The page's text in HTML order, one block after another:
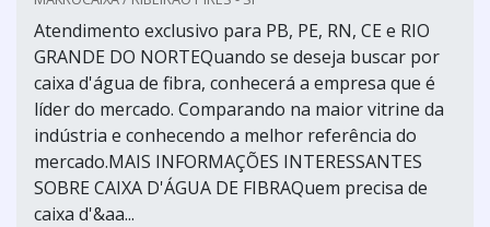
Atendimento exclusivo para PB, PE, RN, CE e RIO
GRANDE DO NORTEQuando se deseja buscar por
caixa d'água de fibra, conhecerá a empresa que é
líder do mercado. Comparando na maior vitrine da
indústria e conhecendo a melhor referência do
mercado.MAIS INFORMAÇÕES INTERESSANTES
SOBRE CAIXA D'ÁGUA DE FIBRAQuem precisa de
caixa d'&aa...